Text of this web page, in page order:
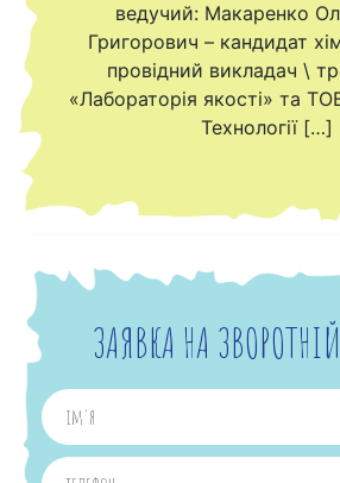
ведучий: Макаренко
Григорович – кандидат
провідний викладач \
«Лабораторія якості» та
Технології […]
ЗАЯВКА НА